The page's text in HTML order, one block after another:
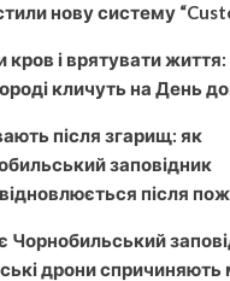
нову систему
кров і врятувати життя:
кличуть на День
після згарищ: як
заповідник
після
Чорнобильський
дрони спричиняють